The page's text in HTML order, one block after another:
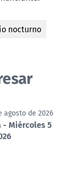
nocturno
agosto de 2026
- Miércoles 5